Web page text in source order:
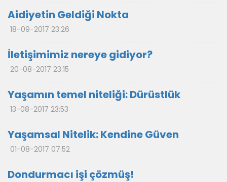
Aidiyetin Geldiği Nokta
18-09-2017 23:26
İletişimimiz nereye gidiyor?
20-08-2017 23:15
Yaşamın temel niteliği: Dürüstlük
13-08-2017 23:53
Yaşamsal Nitelik: Kendine Güven
01-08-2017 07:52
Dondurmacı işi çözmüş!